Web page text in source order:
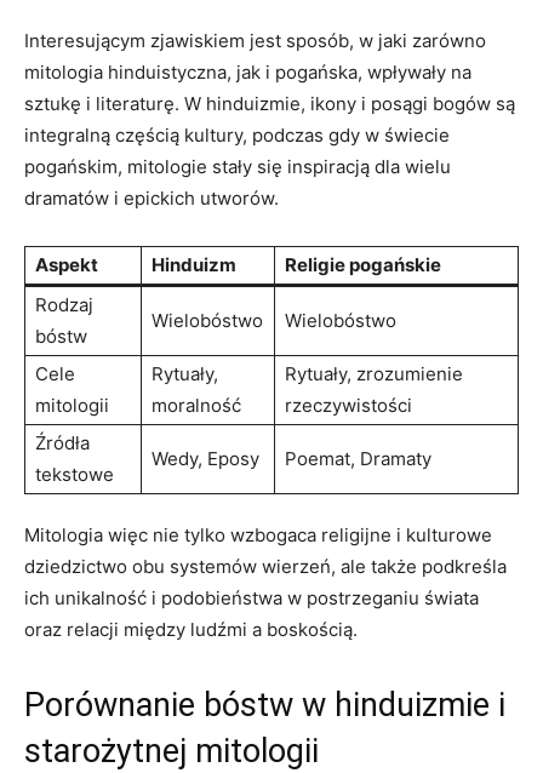
Interesującym zjawiskiem jest sposób, w jaki zarówno
mitologia hinduistyczna, jak i pogańska, wpływały na
sztukę i literaturę. W hinduizmie, ikony i posągi bogów są
integralną częścią kultury, podczas gdy w świecie
pogańskim, mitologie stały się inspiracją dla wielu
dramatów i epickich utworów.
Aspekt Hinduizm
Religie pogańskie
Rodzaj
bóstw
Wielobóstwo Wielobóstwo
Cele
mitologii
Rytuały,
moralność
Rytuały, zrozumienie
rzeczywistości
Źródła
tekstowe
Wedy, Eposy Poemat, Dramaty
Mitologia więc nie tylko wzbogaca religijne i kulturowe
dziedzictwo obu systemów wierzeń, ale także podkreśla
ich unikalność i podobieństwa w postrzeganiu świata
oraz relacji między ludźmi a boskością.
Porównanie bóstw w hinduizmie i
starożytnej mitologii